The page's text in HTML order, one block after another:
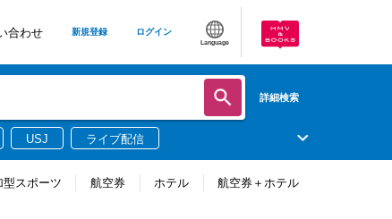
合わせ 新規登録 ログイン
Language
詳細検索
USJ ライブ配信
型スポーツ 航空券 ホテル 航空券＋ホテル